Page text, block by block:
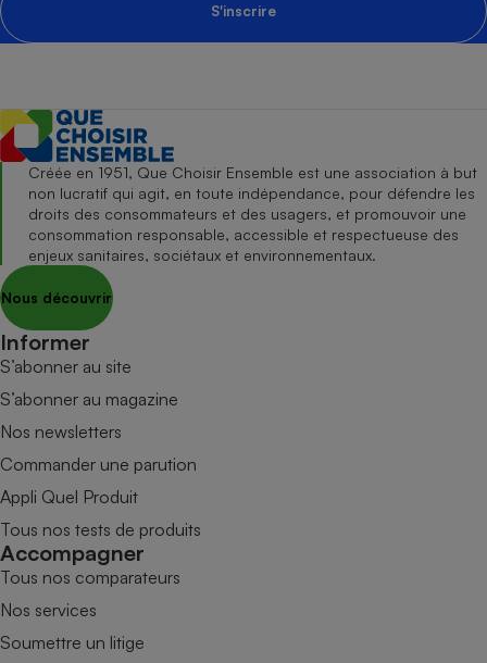
S'inscrire
Créée en 1951, Que Choisir Ensemble est une association à but
non lucratif qui agit, en toute indépendance, pour défendre les
droits des consommateurs et des usagers, et promouvoir une
consommation responsable, accessible et respectueuse des
enjeux sanitaires, sociétaux et environnementaux.
Nous découvrir
Informer
S’abonner au site
S’abonner au magazine
Nos newsletters
Commander une parution
Appli Quel Produit
Tous nos tests de produits
Accompagner
Tous nos comparateurs
Nos services
Soumettre un litige